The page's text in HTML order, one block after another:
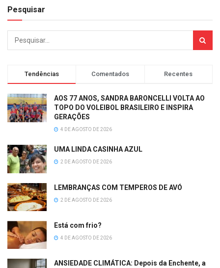
Pesquisar
Tendências Comentados Recentes
AOS 77 ANOS, SANDRA BARONCELLI VOLTA AO
TOPO DO VOLEIBOL BRASILEIRO E INSPIRA
GERAÇÕES
4 DE AGOSTO DE 2026
UMA LINDA CASINHA AZUL
2 DE AGOSTO DE 2026
LEMBRANÇAS COM TEMPEROS DE AVÓ
2 DE AGOSTO DE 2026
Está com frio?
4 DE AGOSTO DE 2026
ANSIEDADE CLIMÁTICA: Depois da Enchente, a